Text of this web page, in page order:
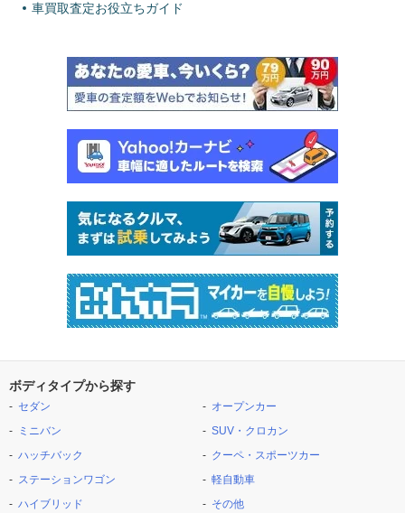
車買取査定お役立ちガイド
ボディタイプから探す
セダン
ミニバン
ハッチバック
ステーションワゴン
ハイブリッド
オープンカー
SUV・クロカン
クーペ・スポーツカー
軽自動車
その他